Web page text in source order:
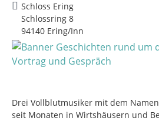
Schloss Ering
Schlossring 8
94140 Ering/Inn
Drei Vollblutmusiker mit dem
seit Monaten in Wirtshäusern und